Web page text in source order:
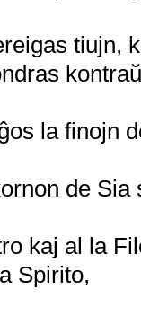
tiujn,
la finojn
de Sia
kaj al la
Spirito,